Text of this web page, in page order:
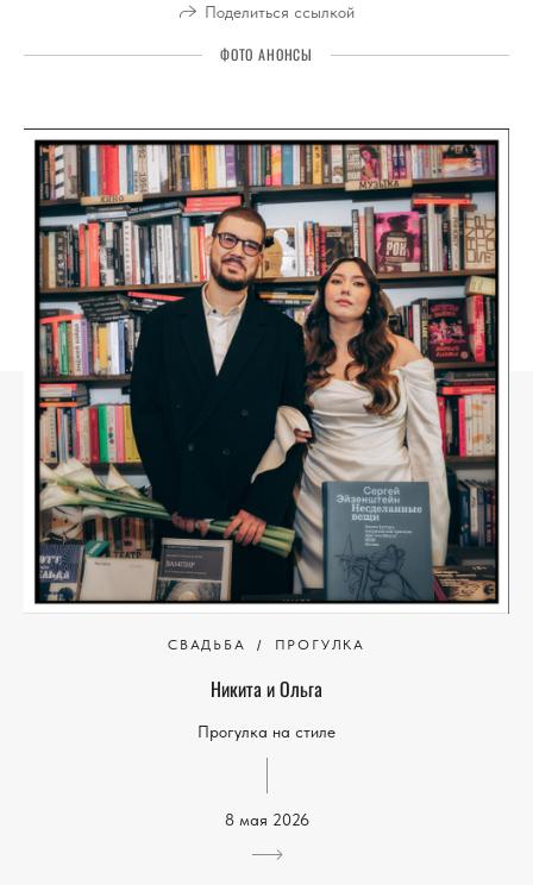
Поделиться ссылкой
ФОТО АНОНСЫ
СВАДЬБА ПРОГУЛКА
Никита и Ольга
Прогулка на стиле
8 мая 2026